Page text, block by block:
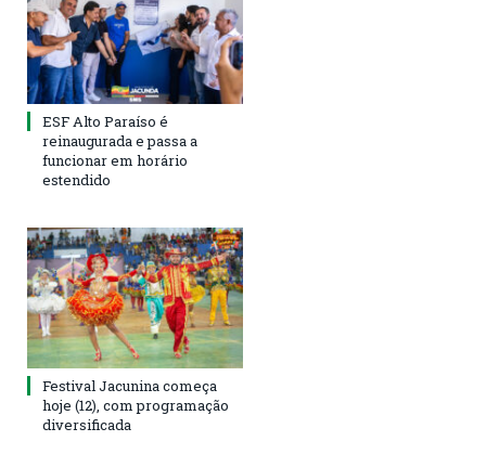
ESF Alto Paraíso é
reinaugurada e passa a
funcionar em horário
estendido
Festival Jacunina começa
hoje (12), com programação
diversificada